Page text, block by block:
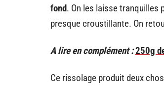
fond. On les laisse tranquilles
presque croustillante. On
A lire en complément :250g
Ce rissolage produit deux